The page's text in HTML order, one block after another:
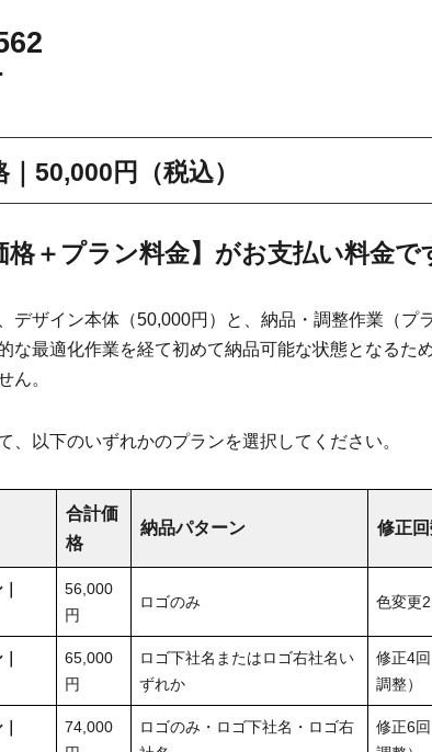
50,000円（税込）
格＋プラン料金】がお支払い料金で
デザイン本体（50,000円）と、納品・調整作業（プ
な最適化作業を経て初めて納品可能な状態となるた
ん。
、以下のいずれかのプランを選択してください。
合計価
格
納品パターン 修正
56,000
円
ロゴのみ 色変更2
65,000
円
ロゴ下社名またはロゴ右社名い
ずれか
修正4
調整）
74,000
ロゴのみ・ロゴ下社名・ロゴ右
修正6